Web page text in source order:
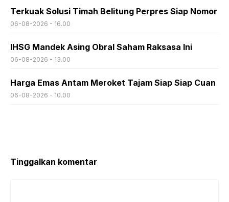
Terkuak Solusi Timah Belitung Perpres Siap Nomor
06-08-2026 - 16.00
IHSG Mandek Asing Obral Saham Raksasa Ini
06-08-2026 - 13.00
Harga Emas Antam Meroket Tajam Siap Siap Cuan
06-08-2026 - 10.00
Tinggalkan komentar